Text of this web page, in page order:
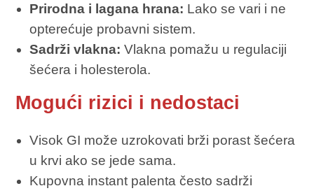
Prirodna i lagana hrana: Lako se vari i ne
opterećuje probavni sistem.
Sadrži vlakna: Vlakna pomažu u regulaciji
šećera i holesterola.
Mogući rizici i nedostaci
Visok GI može uzrokovati brži porast šećera
u krvi ako se jede sama.
Kupovna instant palenta često sadrži